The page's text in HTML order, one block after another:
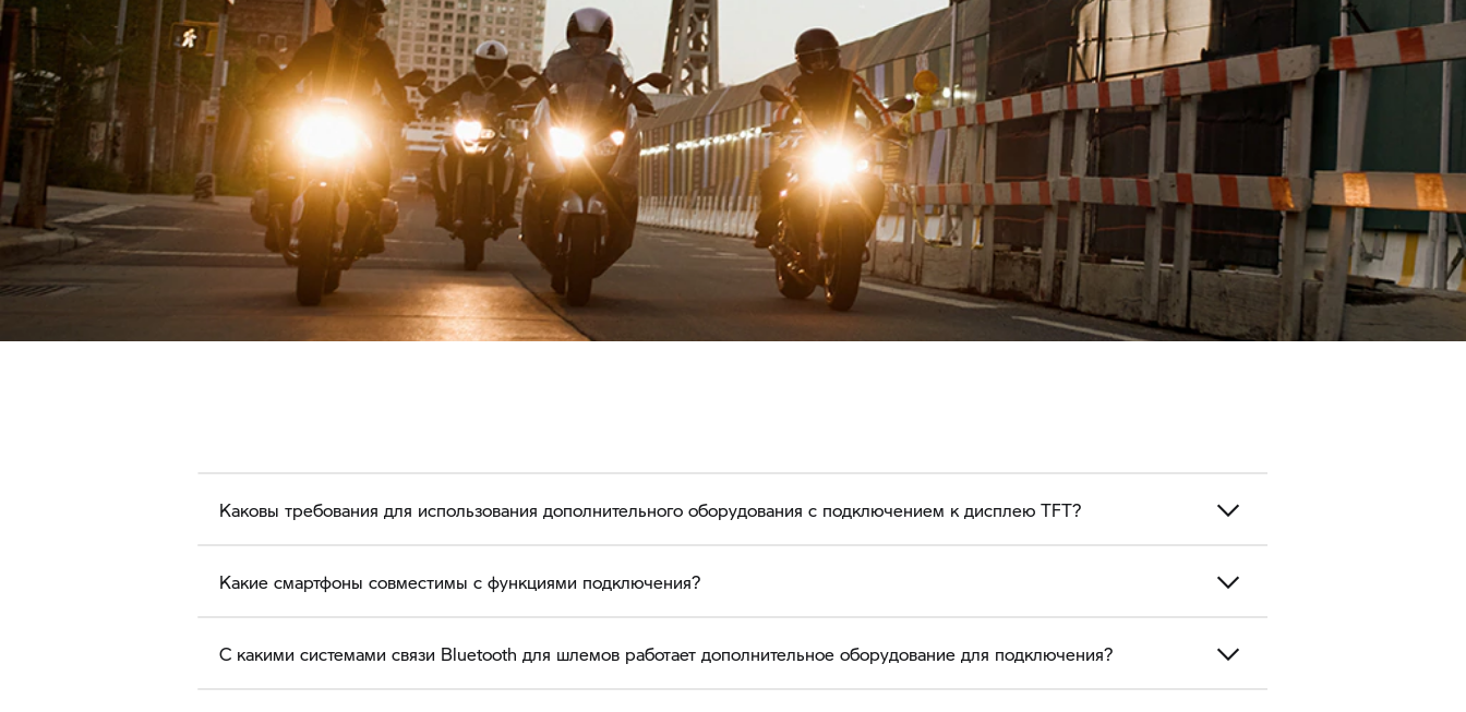
Каковы требования для использования дополнительного оборудования с подключением к дисплею TFT?
Какие смартфоны совместимы с функциями подключения?
С какими системами связи Bluetooth для шлемов работает дополнительное оборудование для подключения?